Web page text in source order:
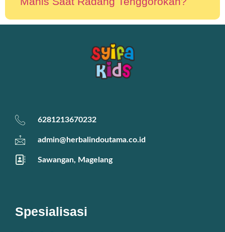
6281213670232
admin@herbalindoutama.co.id
Sawangan, Magelang
Spesialisasi